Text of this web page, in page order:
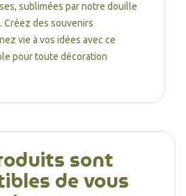
sublimées par notre douille
Créez des souvenirs
vie à vos idées avec ce
pour toute décoration
sont
de vous